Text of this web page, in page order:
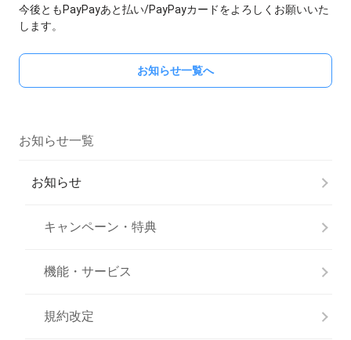
今後ともPayPayあと払い/PayPayカードをよろしくお願いいた
します。
お知らせ一覧へ
お知らせ一覧
お知らせ
キャンペーン・特典
機能・サービス
規約改定